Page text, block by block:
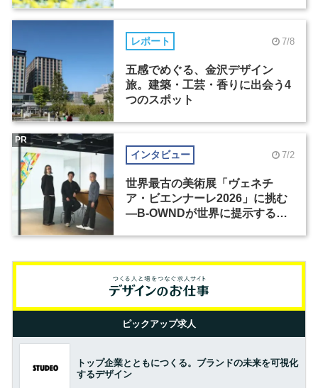
レポート 7/8
五感でめぐる、金沢デザイン
旅。建築・工芸・香りに出会う4
つのスポット
インタビュー 7/2
世界最古の美術展「ヴェネチ
ア・ビエンナーレ2026」に挑む
―B-OWNDが世界に提示する美
PR
ピックアップ求人
トップ企業とともにつくる。ブランドの未来を可視化
するデザイン